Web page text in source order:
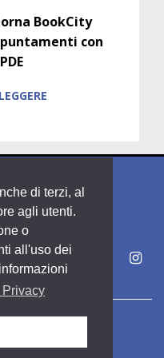
di terzi, al
agli utenti.
o
all'uso dei
Privacy
BookCity
con
S. p. A.